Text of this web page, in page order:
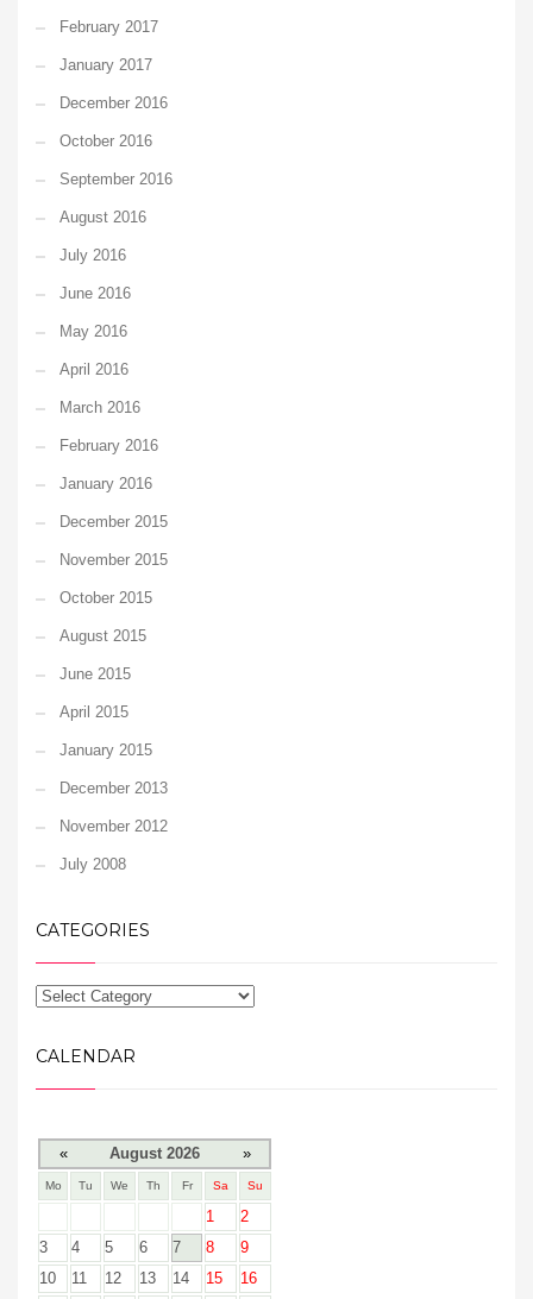
February 2017
January 2017
December 2016
October 2016
September 2016
August 2016
July 2016
June 2016
May 2016
April 2016
March 2016
February 2016
January 2016
December 2015
November 2015
October 2015
August 2015
June 2015
April 2015
January 2015
December 2013
November 2012
July 2008
CATEGORIES
CALENDAR
« August 2026 »
Mo Tu We Th Fr Sa Su
1
2
3
4 5 6 7 8
9
10
11 12 13 14 15 16